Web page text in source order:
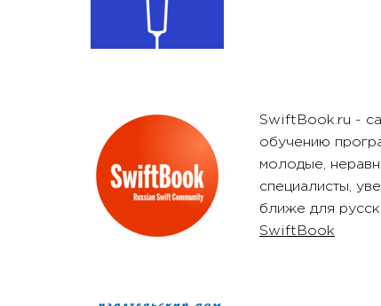
SwiftBook.ru -
обучению
молодые,
специалисты,
ближе для
SwiftBook